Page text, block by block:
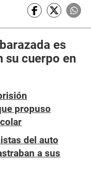
es
su cuerpo en
propuso
del auto
a sus